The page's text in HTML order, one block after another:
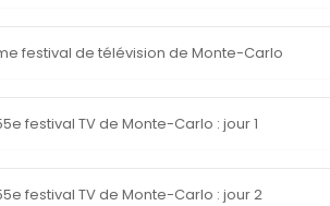
festival de télévision de Monte-Carlo
festival TV de Monte-Carlo : jour 1
festival TV de Monte-Carlo : jour 2